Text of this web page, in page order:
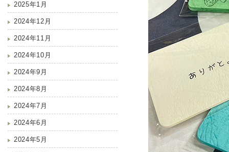
2025年1月
2024年12月
2024年11月
2024年10月
2024年9月
2024年8月
2024年7月
2024年6月
2024年5月